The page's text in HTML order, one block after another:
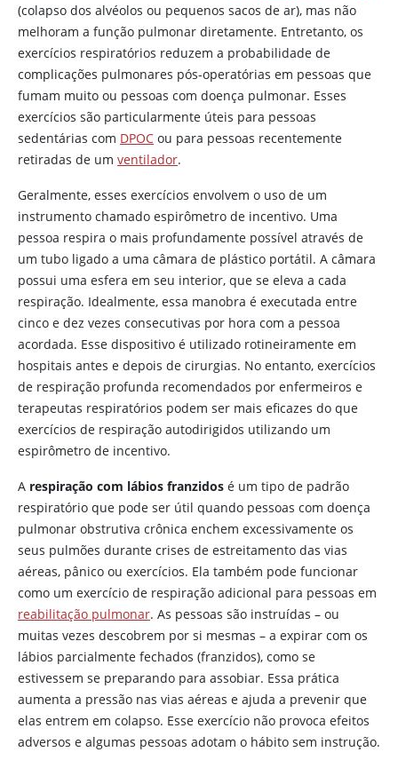
(colapso dos alvéolos ou pequenos sacos de ar), mas não
melhoram a função pulmonar diretamente. Entretanto, os
exercícios respiratórios reduzem a probabilidade de
complicações pulmonares pós-operatórias em pessoas que
fumam muito ou pessoas com doença pulmonar. Esses
exercícios são particularmente úteis para pessoas
sedentárias com DPOC ou para pessoas recentemente
retiradas de um ventilador.
Geralmente, esses exercícios envolvem o uso de um
instrumento chamado espirômetro de incentivo. Uma
pessoa respira o mais profundamente possível através de
um tubo ligado a uma câmara de plástico portátil. A câmara
possui uma esfera em seu interior, que se eleva a cada
respiração. Idealmente, essa manobra é executada entre
cinco e dez vezes consecutivas por hora com a pessoa
acordada. Esse dispositivo é utilizado rotineiramente em
hospitais antes e depois de cirurgias. No entanto, exercícios
de respiração profunda recomendados por enfermeiros e
terapeutas respiratórios podem ser mais eficazes do que
exercícios de respiração autodirigidos utilizando um
espirômetro de incentivo.
A respiração com lábios franzidos é um tipo de padrão
respiratório que pode ser útil quando pessoas com doença
pulmonar obstrutiva crônica enchem excessivamente os
seus pulmões durante crises de estreitamento das vias
aéreas, pânico ou exercícios. Ela também pode funcionar
como um exercício de respiração adicional para pessoas em
reabilitação pulmonar. As pessoas são instruídas – ou
muitas vezes descobrem por si mesmas – a expirar com os
lábios parcialmente fechados (franzidos), como se
estivessem se preparando para assobiar. Essa prática
aumenta a pressão nas vias aéreas e ajuda a prevenir que
elas entrem em colapso. Esse exercício não provoca efeitos
adversos e algumas pessoas adotam o hábito sem instrução.